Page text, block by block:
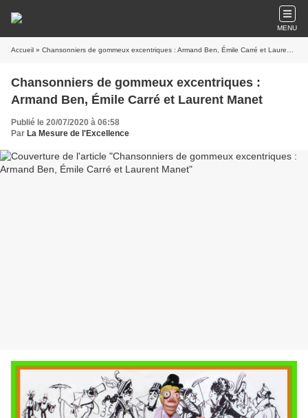
MENU
Accueil » Chansonniers de gommeux excentriques : Armand Ben, Émile Carré et Laurent Manet
Chansonniers de gommeux excentriques :
Armand Ben, Émile Carré et Laurent Manet
Publié le 20/07/2020 à 06:58
Par La Mesure de l'Excellence